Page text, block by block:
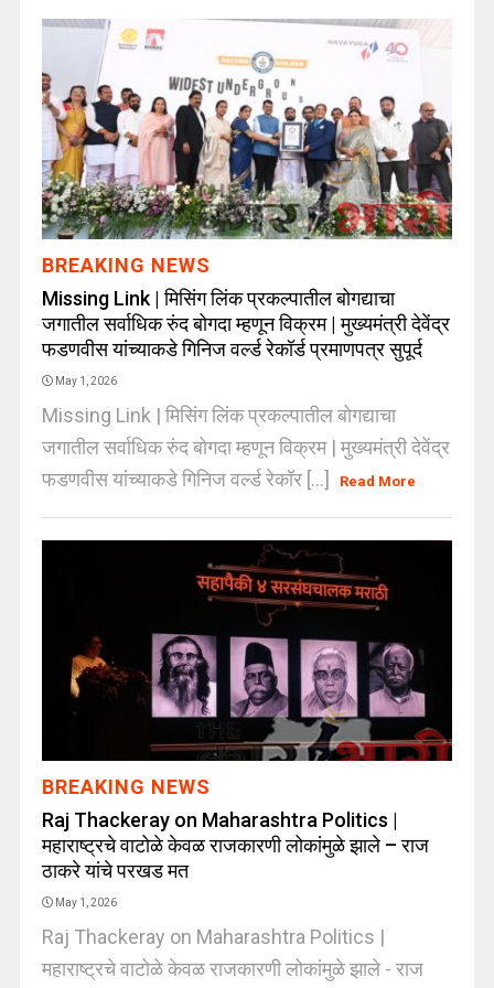
BREAKING NEWS
Missing Link | मिसिंग लिंक प्रकल्पातील बोगद्याचा
जगातील सर्वाधिक रुंद बोगदा म्हणून विक्रम | मुख्यमंत्री देवेंद्र
फडणवीस यांच्याकडे गिनिज वर्ल्ड रेकॉर्ड प्रमाणपत्र सुपूर्द
May 1, 2026
Missing Link | मिसिंग लिंक प्रकल्पातील बोगद्याचा
जगातील सर्वाधिक रुंद बोगदा म्हणून विक्रम | मुख्यमंत्री देवेंद्र
फडणवीस यांच्याकडे गिनिज वर्ल्ड रेकॉर [...]
Read More
BREAKING NEWS
Raj Thackeray on Maharashtra Politics |
महाराष्ट्रचे वाटोळे केवळ राजकारणी लोकांमुळे झाले – राज
ठाकरे यांचे परखड मत
May 1, 2026
Raj Thackeray on Maharashtra Politics |
महाराष्ट्रचे वाटोळे केवळ राजकारणी लोकांमुळे झाले - राज